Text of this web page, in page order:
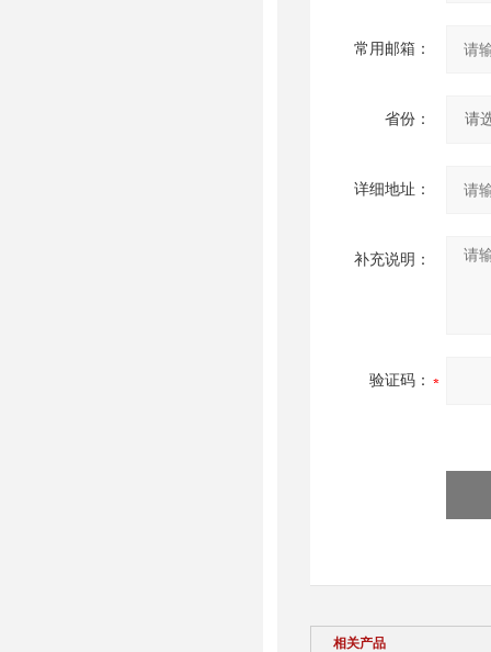
常用邮箱：
省份：
详细地址：
补充说明：
验证码：
相关产品